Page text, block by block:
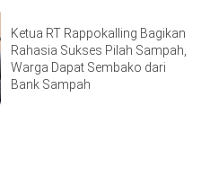
Ketua RT Rappokalling Bagikan
Rahasia Sukses Pilah Sampah,
Warga Dapat Sembako dari
Bank Sampah